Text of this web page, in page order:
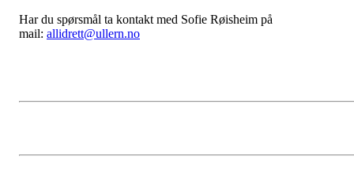
Har du spørsmål ta kontakt med Sofie Røisheim på
mail: allidrett@ullern.no